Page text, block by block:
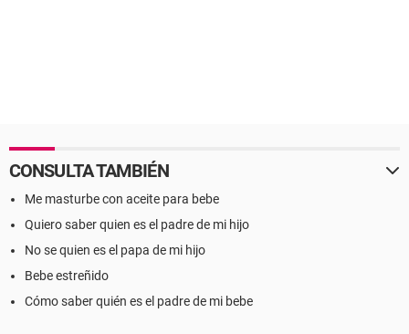
CONSULTA TAMBIÉN
Me masturbe con aceite para bebe
Quiero saber quien es el padre de mi hijo
No se quien es el papa de mi hijo
Bebe estreñido
Cómo saber quién es el padre de mi bebe